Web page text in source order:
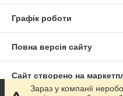
Графік роботи
Повна версія сайту
Сайт створено на
Зараз у компанії